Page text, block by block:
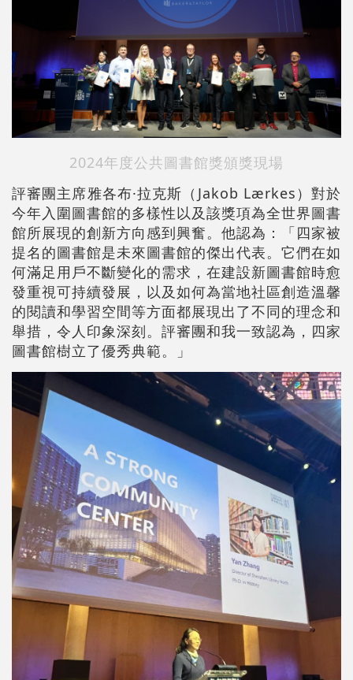
2024年度公共圖書館獎頒獎現場
評審團主席雅各布·拉克斯（Jakob Lærkes）對於
今年入圍圖書館的多樣性以及該獎項為全世界圖書
館所展現的創新方向感到興奮。他認為：「四家被
提名的圖書館是未來圖書館的傑出代表。它們在如
何滿足用戶不斷變化的需求，在建設新圖書館時愈
發重視可持續發展，以及如何為當地社區創造溫馨
的閱讀和學習空間等方面都展現出了不同的理念和
舉措，令人印象深刻。評審團和我一致認為，四家
圖書館樹立了優秀典範。」